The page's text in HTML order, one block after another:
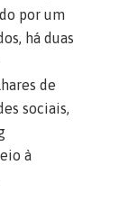
por um
há duas
de
sociais,
à